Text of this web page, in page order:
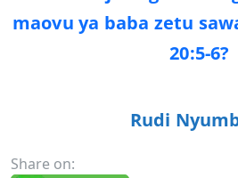
maovu ya baba zetu
20:5-6?
Rudi
Share on: